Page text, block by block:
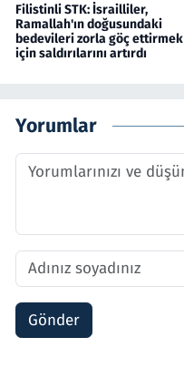
Filistinli STK: İsrailliler,
Ramallah'ın doğusundaki
bedevileri zorla göç ettirmek
için saldırılarını artırdı
Yorumlar
Gönder